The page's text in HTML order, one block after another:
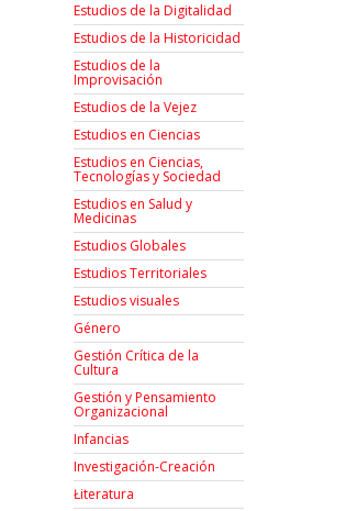
Estudios de la Digitalidad
Estudios de la Historicidad
Estudios de la
Improvisación
Estudios de la Vejez
Estudios en Ciencias
Estudios en Ciencias,
Tecnologías y Sociedad
Estudios en Salud y
Medicinas
Estudios Globales
Estudios Territoriales
Estudios visuales
Género
Gestión Crítica de la
Cultura
Gestión y Pensamiento
Organizacional
Infancias
Investigación-Creación
Łiteratura